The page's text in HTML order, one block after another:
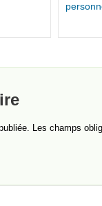
Les champs